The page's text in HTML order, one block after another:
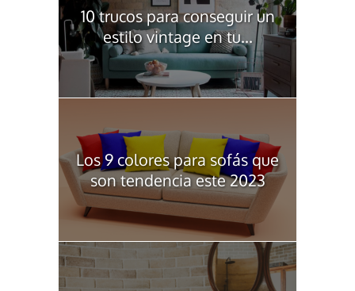
10 trucos para conseguir un
estilo vintage en tu...
Los 9 colores para sofás que
son tendencia este 2023